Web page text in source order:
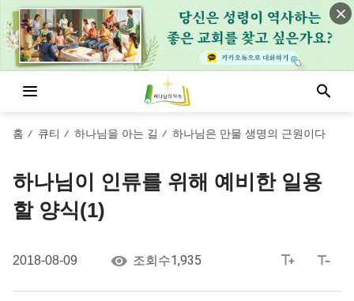
홈 / 큐티 / 하나님을 아는 길 / 하나님은 만물 생명의 근원이다
하나님이 인류를 위해 예비한 일용
할 양식(1)
2018-08-09 조회수1,935